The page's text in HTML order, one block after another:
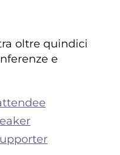
oltre quindici
e